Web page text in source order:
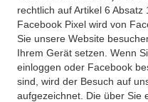
rechtlich auf Artikel 6 Absatz
Facebook Pixel wird von
Sie unsere Website
Ihrem Gerät setzen. Wenn
einloggen oder Facebook
sind, wird der Besuch auf
aufgezeichnet. Die über Sie